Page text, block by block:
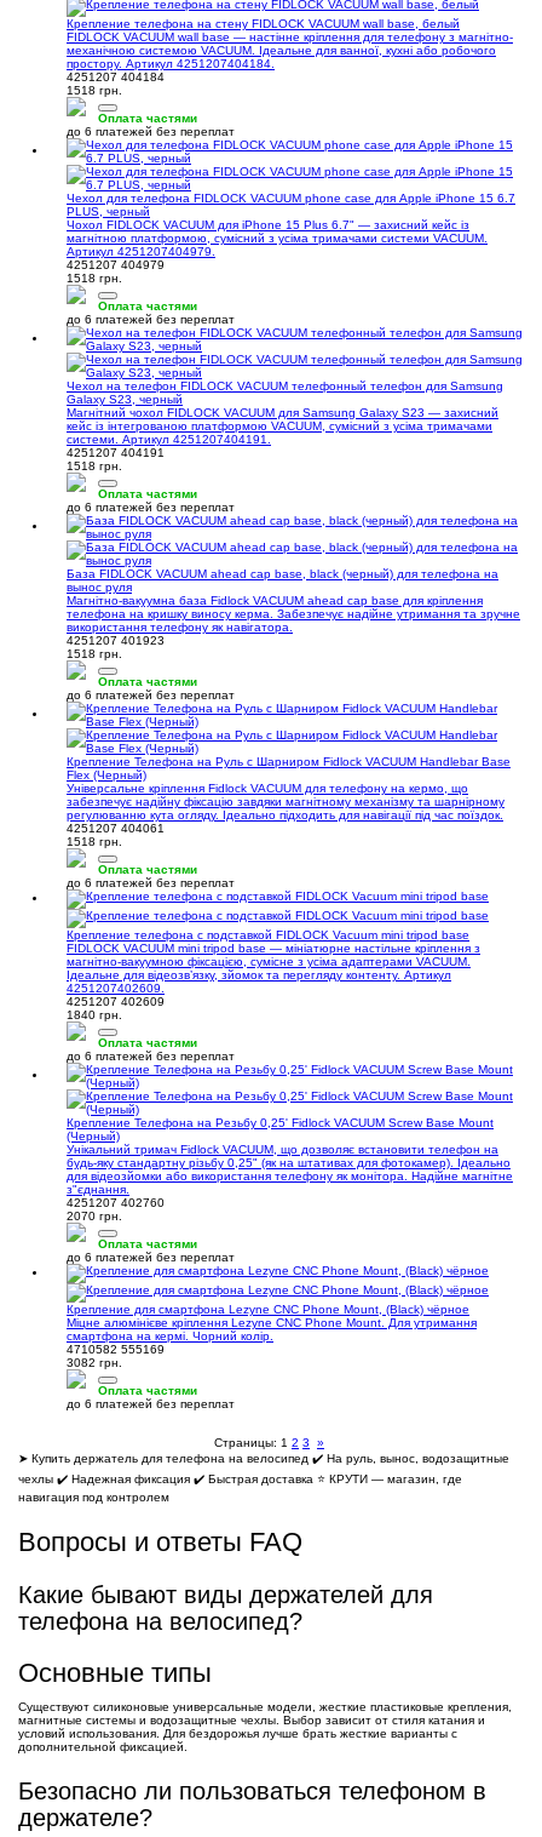
Крепление телефона на стену FIDLOCK VACUUM wall base, белый
FIDLOCK VACUUM wall base — настінне кріплення для телефону з магнітно-
механічною системою VACUUM. Ідеальне для ванної, кухні або робочого
простору. Артикул 4251207404184.
4251207 404184
1518 грн.
Оплата частями
до 6 платежей без переплат
Чехол для телефона FIDLOCK VACUUM phone case для Apple iPhone 15 6.7
PLUS, черный
Чохол FIDLOCK VACUUM для iPhone 15 Plus 6.7" — захисний кейс із
магнітною платформою, сумісний з усіма тримачами системи VACUUM.
Артикул 4251207404979.
4251207 404979
1518 грн.
Оплата частями
до 6 платежей без переплат
Чехол на телефон FIDLOCK VACUUM телефонный телефон для Samsung
Galaxy S23, черный
Магнітний чохол FIDLOCK VACUUM для Samsung Galaxy S23 — захисний
кейс із інтегрованою платформою VACUUM, сумісний з усіма тримачами
системи. Артикул 4251207404191.
4251207 404191
1518 грн.
Оплата частями
до 6 платежей без переплат
База FIDLOCK VACUUM ahead cap base, black (черный) для телефона на
вынос руля
Магнітно-вакуумна база Fidlock VACUUM ahead cap base для кріплення
телефона на кришку виносу керма. Забезпечує надійне утримання та зручне
використання телефону як навігатора.
4251207 401923
1518 грн.
Оплата частями
до 6 платежей без переплат
Крепление Телефона на Руль с Шарниром Fidlock VACUUM Handlebar Base
Flex (Черный)
Універсальне кріплення Fidlock VACUUM для телефону на кермо, що
забезпечує надійну фіксацію завдяки магнітному механізму та шарнірному
регулюванню кута огляду. Ідеально підходить для навігації під час поїздок.
4251207 404061
1518 грн.
Оплата частями
до 6 платежей без переплат
Крепление телефона с подставкой FIDLOCK Vacuum mini tripod base
FIDLOCK VACUUM mini tripod base — мініатюрне настільне кріплення з
магнітно-вакуумною фіксацією, сумісне з усіма адаптерами VACUUM.
Ідеальне для відеозв’язку, зйомок та перегляду контенту. Артикул
4251207402609.
4251207 402609
1840 грн.
Оплата частями
до 6 платежей без переплат
Крепление Телефона на Резьбу 0,25' Fidlock VACUUM Screw Base Mount
(Черный)
Унікальний тримач Fidlock VACUUM, що дозволяє встановити телефон на
будь-яку стандартну різьбу 0,25" (як на штативах для фотокамер). Ідеально
для відеозйомки або використання телефону як монітора. Надійне магнітне
з"єднання.
4251207 402760
2070 грн.
Оплата частями
до 6 платежей без переплат
Крепление для смартфона Lezyne CNC Phone Mount, (Black) чёрное
Міцне алюмінієве кріплення Lezyne CNC Phone Mount. Для утримання
смартфона на кермі. Чорний колір.
4710582 555169
3082 грн.
Оплата частями
до 6 платежей без переплат
Страницы: 1 2 3
»
➤ Купить держатель для телефона на велосипед ✔️ На руль, вынос, водозащитные
чехлы ✔️ Надежная фиксация ✔️ Быстрая доставка ⭐ КРУТИ — магазин, где
навигация под контролем
Вопросы и ответы FAQ
Какие бывают виды держателей для
телефона на велосипед?
Основные типы
Существуют силиконовые универсальные модели, жесткие пластиковые крепления,
магнитные системы и водозащитные чехлы. Выбор зависит от стиля катания и
условий использования. Для бездорожья лучше брать жесткие варианты с
дополнительной фиксацией.
Безопасно ли пользоваться телефоном в
держателе?